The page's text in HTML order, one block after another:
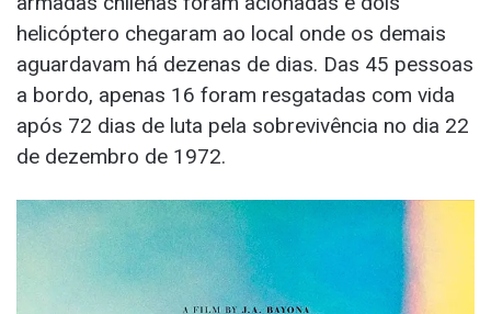
helicóptero chegaram ao local onde os demais
aguardavam há dezenas de dias. Das 45 pessoas
a bordo, apenas 16 foram resgatadas com vida
após 72 dias de luta pela sobrevivência no dia 22
de dezembro de 1972.